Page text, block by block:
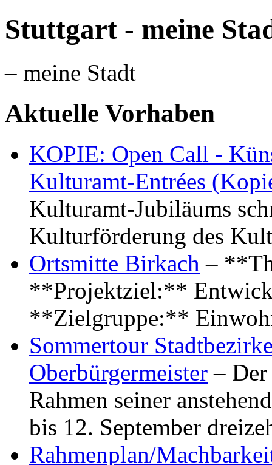
Stuttgart - meine
– meine Stadt
Aktuelle Vorhaben
KOPIE: Open Call -
Kulturamt-Entrées
Kulturamt-Jubiläums
Kulturförderung des
Ortsmitte Birkach –
**Projektziel:**
**Zielgruppe:**
Sommertour
Oberbürgermeister –
Rahmen seiner
bis 12. September
Rahmenplan/